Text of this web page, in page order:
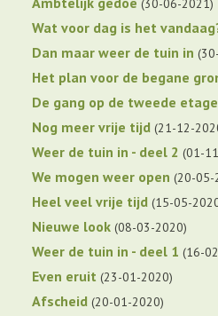
30-06-2021
Wat voor dag is het
Dan maar weer de tuin in
Het plan voor de begane
De gang op de tweede etage
Nog meer vrije tijd 21-12-
Weer de tuin in - deel 2 01-
We mogen weer open 20-05-
Heel veel vrije tijd 15-05-
Nieuwe look 08-03-2020
Weer de tuin in - deel 1 16-
Even eruit 23-01-2020
Afscheid 20-01-2020